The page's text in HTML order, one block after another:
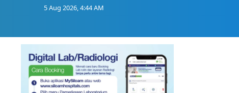
5 Aug 2026, 4:44 AM